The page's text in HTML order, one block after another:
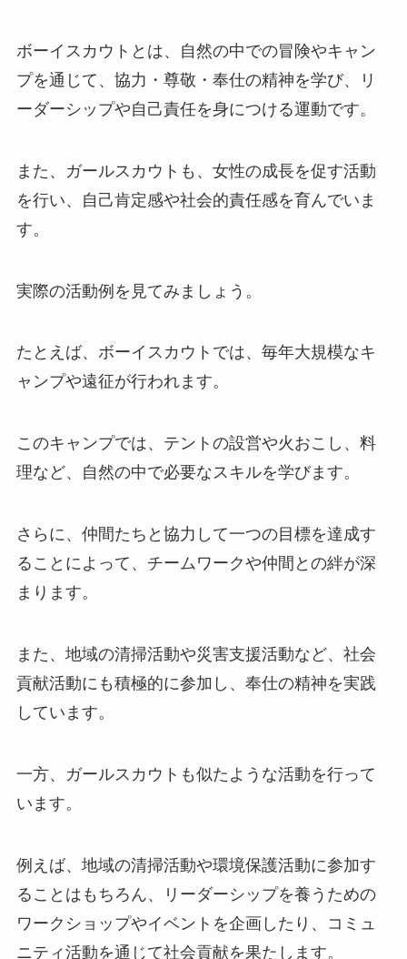
ボーイスカウトとは、自然の中での冒険やキャン
プを通じて、協力・尊敬・奉仕の精神を学び、リ
ーダーシップや自己責任を身につける運動です。
また、ガールスカウトも、女性の成長を促す活動
を行い、自己肯定感や社会的責任感を育んでいま
す。
実際の活動例を見てみましょう。
たとえば、ボーイスカウトでは、毎年大規模なキ
ャンプや遠征が行われます。
このキャンプでは、テントの設営や火おこし、料
理など、自然の中で必要なスキルを学びます。
さらに、仲間たちと協力して一つの目標を達成す
ることによって、チームワークや仲間との絆が深
まります。
また、地域の清掃活動や災害支援活動など、社会
貢献活動にも積極的に参加し、奉仕の精神を実践
しています。
一方、ガールスカウトも似たような活動を行って
います。
例えば、地域の清掃活動や環境保護活動に参加す
ることはもちろん、リーダーシップを養うための
ワークショップやイベントを企画したり、コミュ
ニティ活動を通じて社会貢献を果たします。